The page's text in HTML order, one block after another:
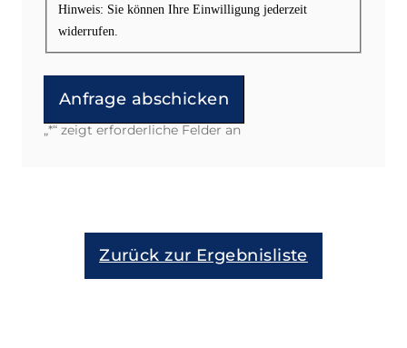
„*“ zeigt erforderliche Felder an
Hinweis: Sie können Ihre Einwilligung jederzeit
widerrufen.
Alternative:
Zurück zur Ergebnisliste